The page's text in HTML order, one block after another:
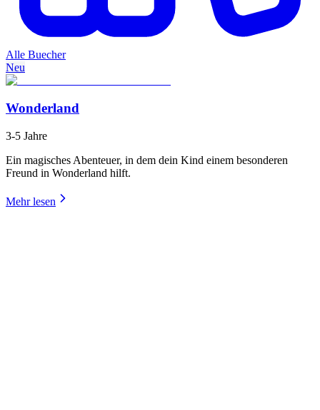
Alle Buecher
Neu
Wonderland
3-5 Jahre
Ein magisches Abenteuer, in dem dein Kind einem besonderen
Freund in Wonderland hilft.
Mehr lesen